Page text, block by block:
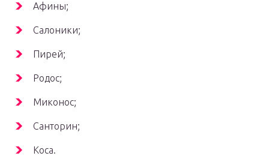
Афины;
Салоники;
Пирей;
Родос;
Миконос;
Санторин;
Коса.